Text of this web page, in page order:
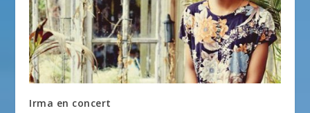
Irma en concert